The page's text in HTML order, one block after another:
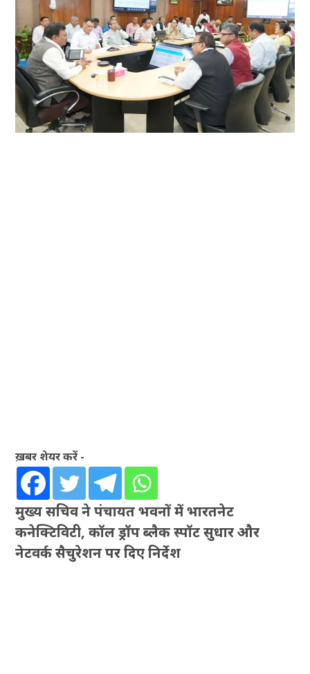
ख़बर शेयर करें -
मुख्य सचिव ने पंचायत भवनों में भारतनेट
कनेक्टिविटी, कॉल ड्रॉप ब्लैक स्पॉट सुधार और
नेटवर्क सैचुरेशन पर दिए निर्देश